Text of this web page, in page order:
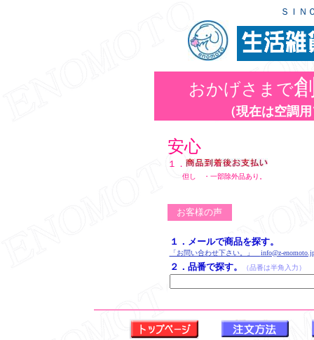
ＳＩＮ
おかげさまで
（現在は空調
安心
１．
但し ・一部除外品あり。
お客様の声
１．メールで商品を探す。
「お問い合わせ下さい。」 info@z-
２．品番で探す。 （品番は半角入力）